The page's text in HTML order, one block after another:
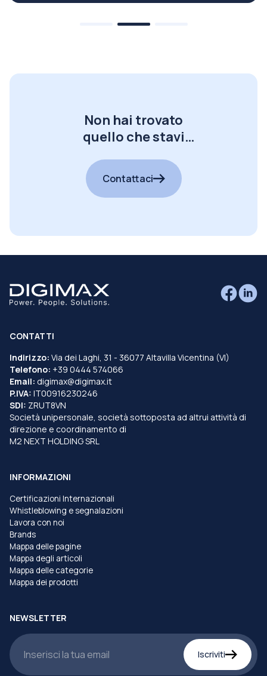
Non hai trovato
quello che stavi
Contattaci
CONTATTI
Indirizzo: Via dei Laghi, 31 - 36077 Altavilla Vicentina (VI)
Telefono: +39 0444 574066
Email: digimax@digimax.it
P.IVA: IT00916230246
SDI: ZRUT8VN
Società unipersonale, società sottoposta ad altrui attività di
direzione e coordinamento di
M2 NEXT HOLDING SRL
INFORMAZIONI
Certificazioni Internazionali
Whistleblowing e segnalazioni
Lavora con noi
Brands
Mappa delle pagine
Mappa degli articoli
Mappa delle categorie
Mappa dei prodotti
NEWSLETTER
Iscriviti